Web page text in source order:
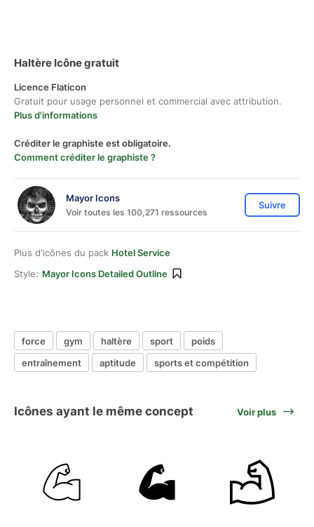
Haltère Icône gratuit
Licence Flaticon
Gratuit pour usage personnel et commercial avec attribution.
Plus d'informations
Créditer le graphiste est obligatoire.
Comment créditer le graphiste ?
Mayor Icons
Voir toutes les 100,271 ressources
Suivre
Plus d'icônes du pack Hotel Service
Style: Mayor Icons Detailed Outline
force gym haltère sport
poids
entraînement
aptitude sports et compétition
Icônes ayant le même concept Voir plus